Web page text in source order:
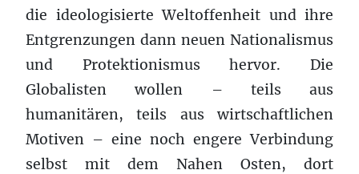
die ideologisierte Weltoffenheit und ihre
Entgrenzungen dann neuen Nationalismus
und Protektionismus hervor. Die
Globalisten wollen – teils aus
humanitären, teils aus wirtschaftlichen
Motiven – eine noch engere Verbindung
selbst mit dem Nahen Osten, dort